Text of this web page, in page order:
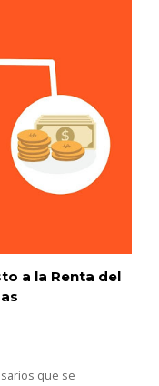
a la Renta del
que se